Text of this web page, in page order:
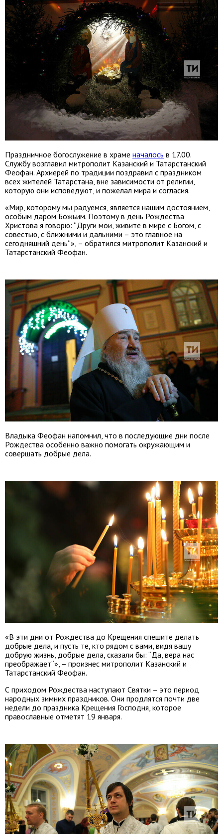
Праздничное богослужение в храме началось в 17.00.
Службу возглавил митрополит Казанский и Татарстанский
Феофан. Архиерей по традиции поздравил с праздником
всех жителей Татарстана, вне зависимости от религии,
которую они исповедуют, и пожелал мира и согласия.
«Мир, которому мы радуемся, является нашим достоянием,
особым даром Божьим. Поэтому в день Рождества
Христова я говорю: “Други мои, живите в мире с Богом, с
совестью, с ближними и дальними – это главное на
сегодняшний день“», – обратился митрополит Казанский и
Татарстанский Феофан.
Владыка Феофан напомнил, что в последующие дни после
Рождества особенно важно помогать окружающим и
совершать добрые дела.
«В эти дни от Рождества до Крещения спешите делать
добрые дела, и пусть те, кто рядом с вами, видя вашу
добрую жизнь, добрые дела, сказали бы: “Да, вера нас
преображает“», – произнес митрополит Казанский и
Татарстанский Феофан.
С приходом Рождества наступают Святки – это период
народных зимних праздников. Они продлятся почти две
недели до праздника Крещения Господня, которое
православные отметят 19 января.